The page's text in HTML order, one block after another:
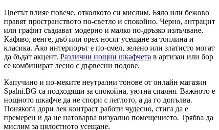
Цветът влияе повече, отколкото си мислим. Бяло или бежово
правят пространството по-светло и спокойно. Черно, антрацит
или графит създават модерно и малко по-дръзко излъчване.
Кафяво, венге, дъб или орех носят усещане за топлина и
класика. Ако интериорът е по-смел, зелено или златисто могат
да бъдат акцент. Различни нощни шкафчета в артизан или бор
се комбинират лесно с дървесни подове.
Капучино и по-меките неутрални тонове от онлайн магазин
Spalni.BG са подходящи за спокойна, уютна спалня. Важното е
нощното шкафче да не спори с леглото, а да го допълва.
Понякога дори лек контраст работи чудесно, стига да е
премерен и да не натоварва визуално помещението. Трябва да
мислим за цялостното усещане.